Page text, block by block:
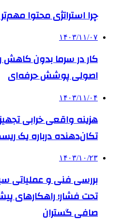
چرا استراتژی محتوا
۱۴۰۳/۱۱/۰۷
کار در سرما بدون کاهش
اصولی پوشش حرفه‌ای
۱۴۰۳/۱۱/۰۴
تکان‌دهنده درباره یک
۱۴۰۳/۱۰/۲۳
بررسی فنی و عملیاتی
تحت فشار؛ راهکارهای
صافی گستران